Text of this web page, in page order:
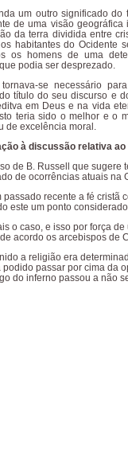
um outro significado do
de uma visão
da terra dividida entre
habitantes do Ocidente
os homens de uma
podia ser desprezado.
se necessário
título do seu discurso e
em Deus e na vida
teria sido o melhor e o
de excelência moral.
à discussão relativa
de B. Russell que sugere
de ocorrências atuais na
passado recente a fé cristã
este um ponto
o caso, e isso por força
acordo os arcebispos de
a religião era
passar por cima da
do inferno passou a não